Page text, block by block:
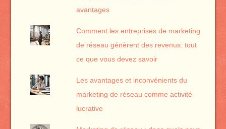
avantages
Comment les entreprises de marketing
de réseau génèrent des revenus: tout
ce que vous devez savoir
Les avantages et inconvénients du
marketing de réseau comme activité
lucrative